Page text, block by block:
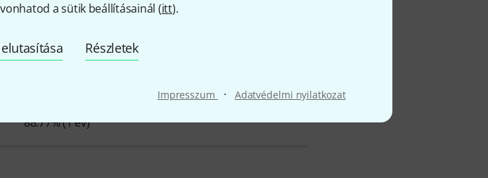
a sütik beállításainál (itt).
Részletek
Impresszum · Adatvédelmi nyilatkozat
a cégről
88.77% (1 év)